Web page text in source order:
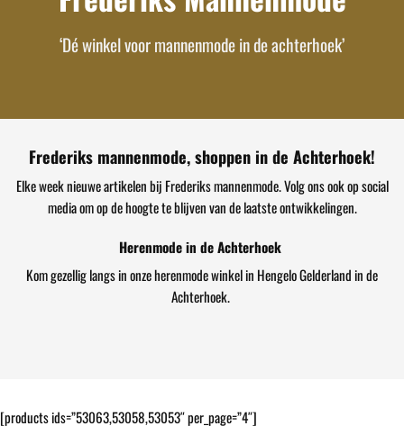
‘Dé winkel voor mannenmode in de achterhoek’
Frederiks mannenmode, shoppen in de Achterhoek!
Elke week nieuwe artikelen bij Frederiks mannenmode. Volg ons ook op social
media om op de hoogte te blijven van de laatste ontwikkelingen.
Herenmode in de Achterhoek
Kom gezellig langs in onze herenmode winkel in Hengelo Gelderland in de
Achterhoek.
[products ids=”53063,53058,53053″ per_page=”4″]